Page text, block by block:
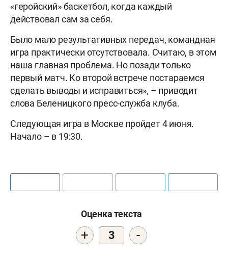
«геройский» баскетбол, когда каждый
действовал сам за себя.
Было мало результативных передач, командная
игра практически отсутствовала. Считаю, в этом
наша главная проблема. Но позади только
первый матч. Ко второй встрече постараемся
сделать выводы и исправиться», – приводит
слова Беленицкого пресс-служба клуба.
Следующая игра в Москве пройдет 4 июня.
Начало – в 19:30.
Оценка текста
+ 3 -